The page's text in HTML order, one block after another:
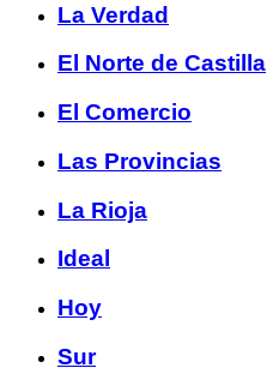
La Verdad
El Norte de Castilla
El Comercio
Las Provincias
La Rioja
Ideal
Hoy
Sur